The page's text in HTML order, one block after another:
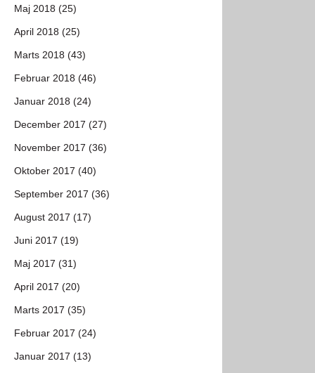
Maj 2018 (25)
April 2018 (25)
Marts 2018 (43)
Februar 2018 (46)
Januar 2018 (24)
December 2017 (27)
November 2017 (36)
Oktober 2017 (40)
September 2017 (36)
August 2017 (17)
Juni 2017 (19)
Maj 2017 (31)
April 2017 (20)
Marts 2017 (35)
Februar 2017 (24)
Januar 2017 (13)